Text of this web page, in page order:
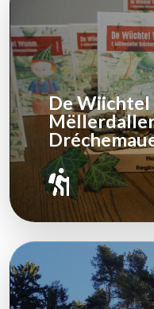
De Wiichtel